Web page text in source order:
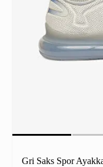
Gri Saks Spor